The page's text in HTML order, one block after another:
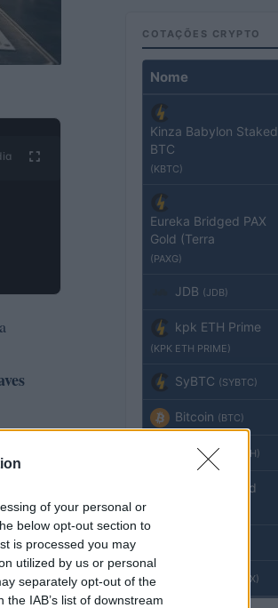
of your personal or
below opt-out section to
is processed you may
utilized by us or personal
separately opt-out of the
IAB’s list of downstream
COTAÇÕES CRYPTO
Nome
Kinza Babylon Staked
BTC
(KBTC)
Eureka Bridged PAX
Gold (Terra
(PAXG)
JDB (JDB)
kpk ETH Prime
(KPK ETH PRIME)
SyBTC (SYBTC)
Bitcoin (BTC)
Ethereum (ETH)
kpk ETH Yield
(USDEX)